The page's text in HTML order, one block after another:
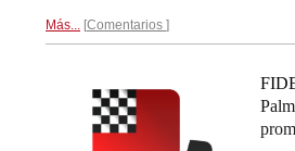
Más... Comentarios